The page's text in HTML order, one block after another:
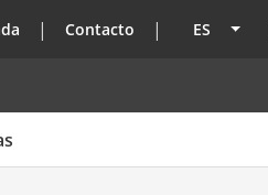
Contacto ES